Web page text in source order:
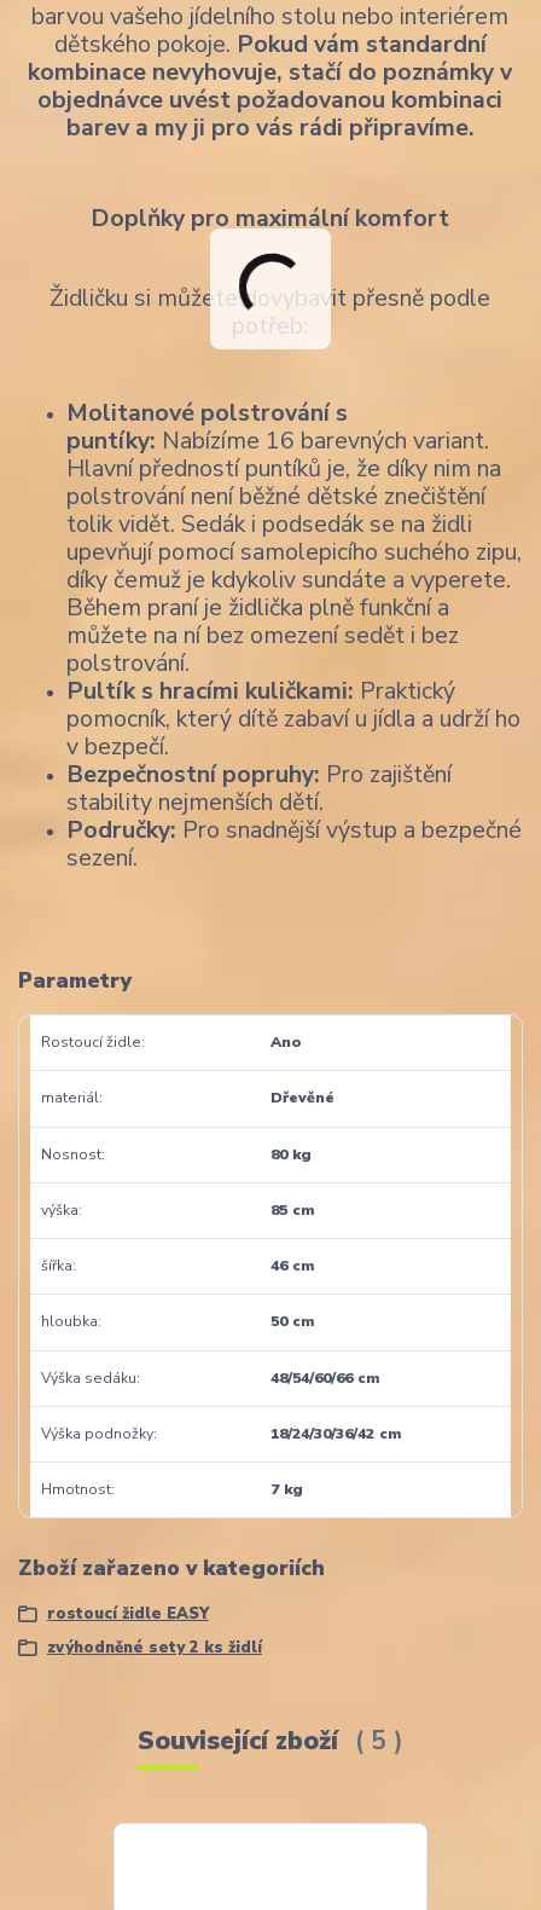
barvou vašeho jídelního stolu nebo interiérem
dětského pokoje. Pokud vám standardní
kombinace nevyhovuje, stačí do poznámky v
objednávce uvést požadovanou kombinaci
barev a my ji pro vás rádi připravíme.
Doplňky pro maximální komfort
Židličku si můžete dovybavit přesně podle
potřeb:
Molitanové polstrování s
puntíky: Nabízíme 16 barevných variant.
Hlavní předností puntíků je, že díky nim na
polstrování není běžné dětské znečištění
tolik vidět. Sedák i podsedák se na židli
upevňují pomocí samolepicího suchého zipu,
díky čemuž je kdykoliv sundáte a vyperete.
Během praní je židlička plně funkční a
můžete na ní bez omezení sedět i bez
polstrování.
Pultík s hracími kuličkami: Praktický
pomocník, který dítě zabaví u jídla a udrží ho
v bezpečí.
Bezpečnostní popruhy: Pro zajištění
stability nejmenších dětí.
Područky: Pro snadnější výstup a bezpečné
sezení.
Parametry
Rostoucí židle Ano
materiál Dřevěné
Nosnost 80 kg
výška 85 cm
šířka 46 cm
hloubka 50 cm
Výška sedáku 48/54/60/66 cm
Výška podnožky 18/24/30/36/42 cm
Hmotnost 7 kg
Zboží zařazeno v kategoriích
rostoucí židle EASY
zvýhodněné sety 2 ks židlí
Související zboží 5